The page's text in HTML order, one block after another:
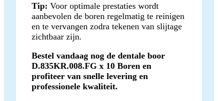
Tip: Voor optimale prestaties wordt
aanbevolen de boren regelmatig te reinigen
en te vervangen zodra tekenen van slijtage
zichtbaar zijn.
Bestel vandaag nog de dentale boor
D.835KR.008.FG x 10 Boren en
profiteer van snelle levering en
professionele kwaliteit.